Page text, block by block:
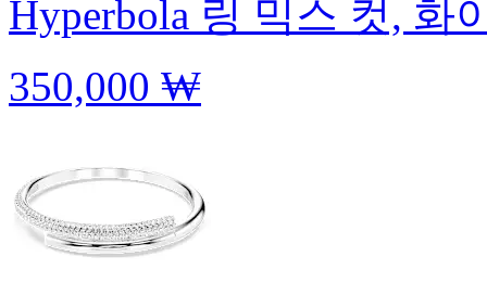
Hyperbola 링 믹스 컷, 화
350,000 ₩